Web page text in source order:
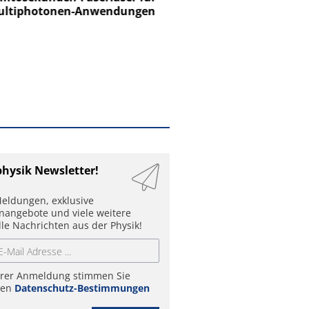
Anwendungen
Newsletter!
exklusive
und viele weitere
Nachrichten aus der Physik!
Anmeldung stimmen Sie
Datenschutz-Bestimmungen